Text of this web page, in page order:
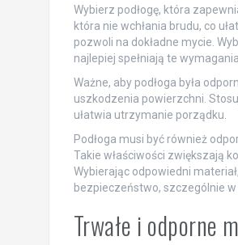
Wybierz podłogę, która
która nie wchłania brudu, co
pozwoli na dokładne mycie.
najlepiej spełniają te wymagania.
Ważne, aby podłoga była
uszkodzenia powierzchni.
ułatwia utrzymanie porządku.
Podłoga musi być również
Takie właściwości zwiększają
Wybierając odpowiedni
bezpieczeństwo, szczególnie
Trwałe i odporne